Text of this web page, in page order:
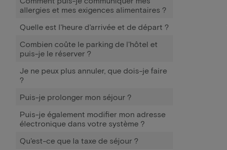
allergies et mes exigences alimentaires ?
Quelle est l'heure d'arrivée et de départ ?
Combien coûte le parking de l'hôtel et
puis-je le réserver ?
Je ne peux plus annuler, que dois-je faire
?
Puis-je prolonger mon séjour ?
Puis-je également modifier mon adresse
électronique dans votre système ?
Qu'est-ce que la taxe de séjour ?